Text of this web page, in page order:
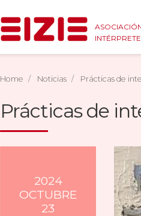
Home Noticias Prácticas de
Prácticas de
2024
OCTUBRE
23